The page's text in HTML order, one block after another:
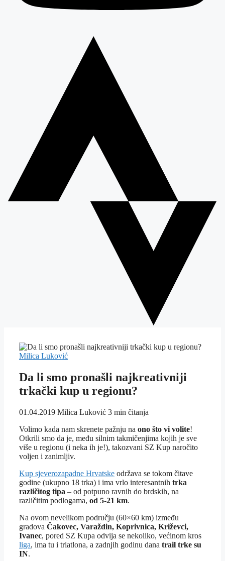
Milica Luković
Da li smo pronašli najkreativniji
trkački kup u regionu?
01.04.2019 Milica Luković 3 min čitanja
Volimo kada nam skrenete pažnju na ono što vi volite!
Otkrili smo da je, među silnim takmičenjima kojih je sve
više u regionu (i neka ih je!), takozvani SZ Kup naročito
voljen i zanimljiv.
Kup sjeverozapadne Hrvatske održava se tokom čitave
godine (ukupno 18 trka) i ima vrlo interesantnih trka
različitog tipa – od potpuno ravnih do brdskih, na
različitim podlogama, od 5-21 km.
Na ovom nevelikom području (60×60 km) između
gradova Čakovec, Varaždin, Koprivnica, Križevci,
Ivanec, pored SZ Kupa odvija se nekoliko, većinom kros
liga, ima tu i triatlona, a zadnjih godinu dana trail trke su
IN.